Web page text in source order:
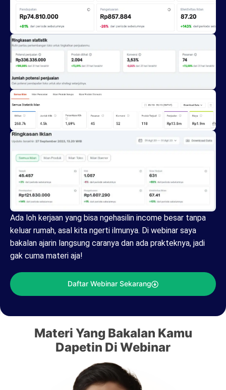
Ada loh kerjaan yang bisa ngehasilin income besar tanpa
keluar rumah, asal kita ngerti ilmunya. Di webinar saya
bakalan ajarin langsung caranya dan ada prakteknya, jadi
gak cuma materi aja!
Daftar Webinar Sekarang
Materi Yang Bakalan Kamu
Dapetin Di Webinar